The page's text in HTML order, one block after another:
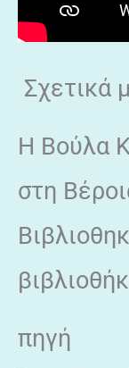
Σχετικά
Η Βούλα
στη
πηγή